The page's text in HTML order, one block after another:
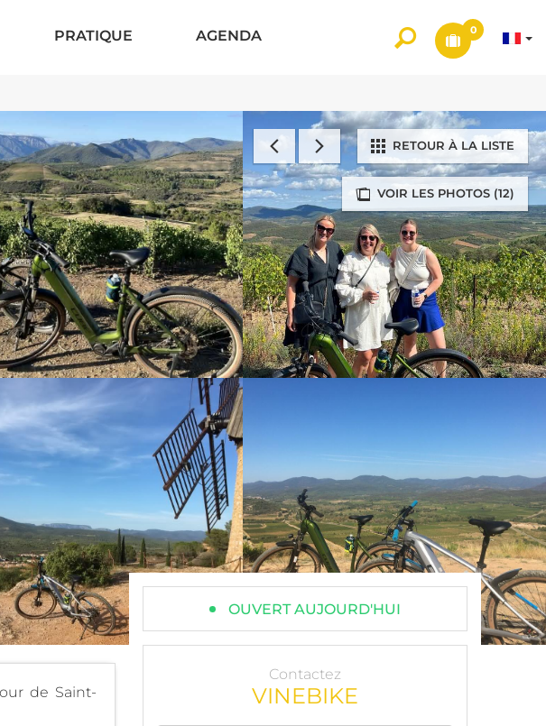
PRATIQUE AGENDA 0
VOIR LES PHOTOS (12)
RETOUR À LA LISTE
de Saint-
OUVERT AUJOURD'HUI
Contactez
VINEBIKE